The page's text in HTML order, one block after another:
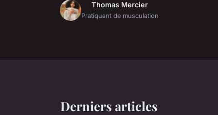
Thomas Mercier
Pratiquant de musculation
Derniers articles